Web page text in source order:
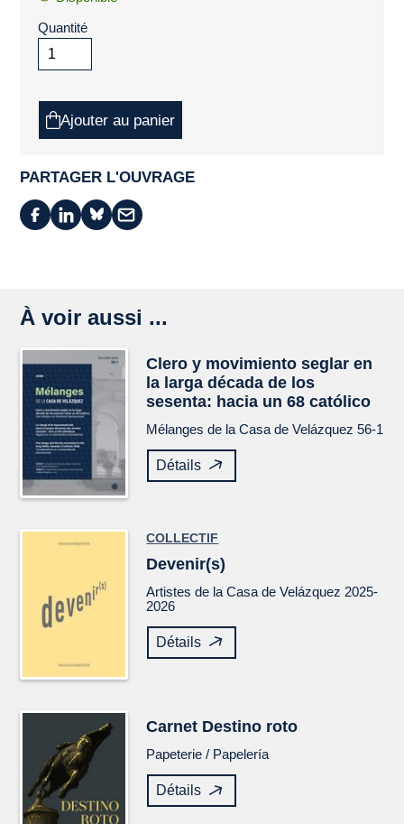
Quantité
Ajouter au panier
PARTAGER L'OUVRAGE
À voir aussi ...
Clero y movimiento seglar en
la larga década de los
sesenta: hacia un 68 católico
Mélanges de la Casa de Velázquez 56-1
Détails
COLLECTIF
Devenir(s)
Artistes de la Casa de Velázquez 2025-
2026
Détails
Carnet Destino roto
Papeterie / Papelería
Détails